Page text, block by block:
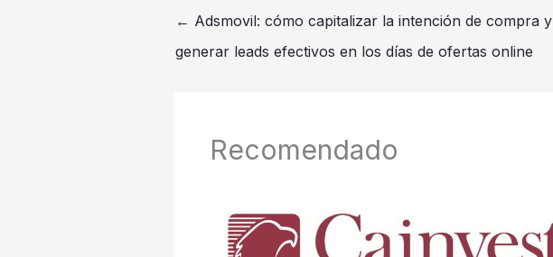
← Adsmovil: cómo capitalizar la intención de compra y
generar leads efectivos en los días de ofertas online
Recomendado